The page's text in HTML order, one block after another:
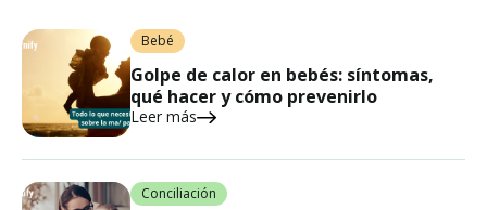
Bebé
Golpe de calor en bebés: síntomas,
qué hacer y cómo prevenirlo
Leer más
Conciliación